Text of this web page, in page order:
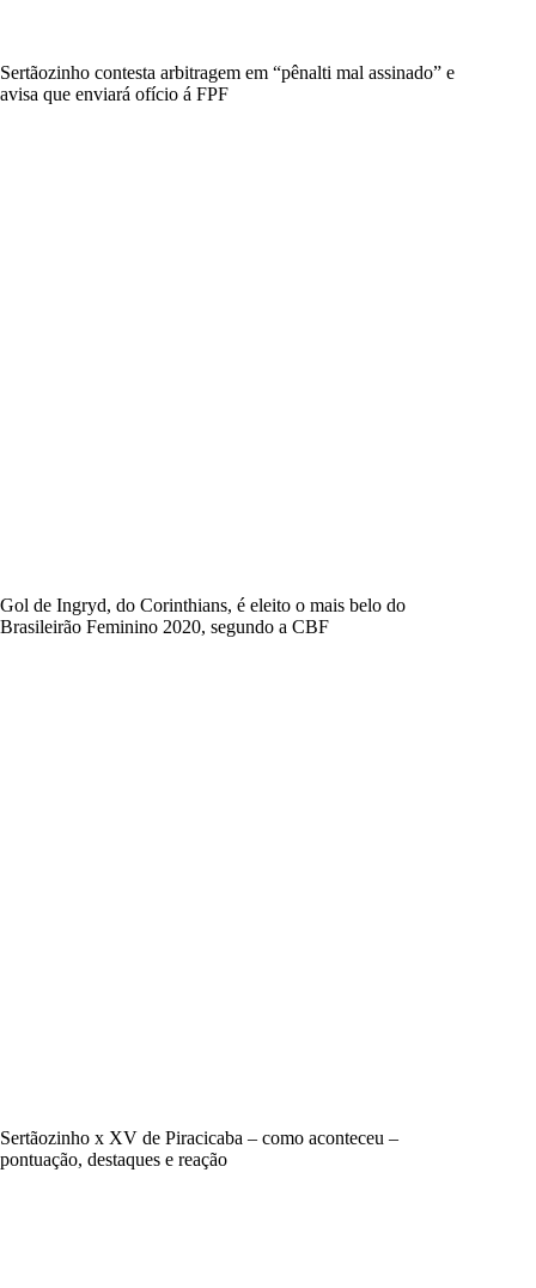
Sertãozinho contesta arbitragem em “pênalti mal assinado” e
avisa que enviará ofício á FPF
Gol de Ingryd, do Corinthians, é eleito o mais belo do
Brasileirão Feminino 2020, segundo a CBF
Sertãozinho x XV de Piracicaba – como aconteceu –
pontuação, destaques e reação